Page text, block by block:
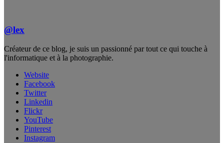
@lex
Créateur de ce blog, je suis un passionné par tout ce qui touche à
l'informatique et à la photographie.
Website
Facebook
Twitter
Linkedin
Flickr
YouTube
Pinterest
Instagram